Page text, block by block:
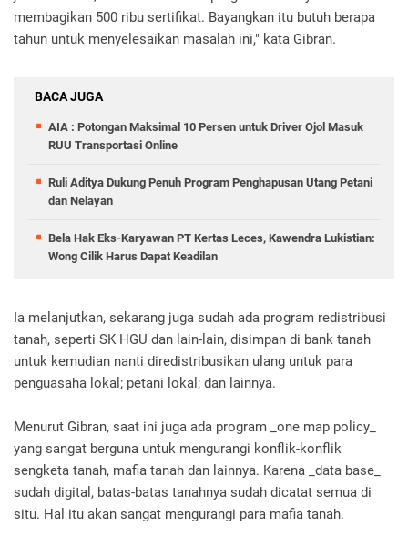
membagikan 500 ribu sertifikat. Bayangkan itu butuh berapa
tahun untuk menyelesaikan masalah ini," kata Gibran.
BACA JUGA
AIA : Potongan Maksimal 10 Persen untuk Driver Ojol Masuk
RUU Transportasi Online
Ruli Aditya Dukung Penuh Program Penghapusan Utang Petani
dan Nelayan
Bela Hak Eks-Karyawan PT Kertas Leces, Kawendra Lukistian:
Wong Cilik Harus Dapat Keadilan
Ia melanjutkan, sekarang juga sudah ada program redistribusi
tanah, seperti SK HGU dan lain-lain, disimpan di bank tanah
untuk kemudian nanti diredistribusikan ulang untuk para
penguasaha lokal; petani lokal; dan lainnya.
Menurut Gibran, saat ini juga ada program _one map policy_
yang sangat berguna untuk mengurangi konflik-konflik
sengketa tanah, mafia tanah dan lainnya. Karena _data base_
sudah digital, batas-batas tanahnya sudah dicatat semua di
situ. Hal itu akan sangat mengurangi para mafia tanah.